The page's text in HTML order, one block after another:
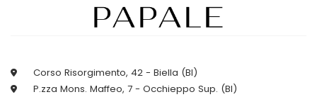
Corso Risorgimento, 42 - Biella (BI)
P.zza Mons. Maffeo, 7 - Occhieppo Sup. (BI)